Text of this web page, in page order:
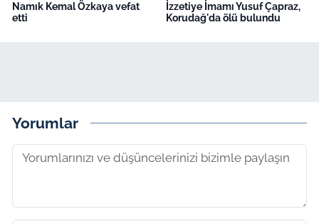
Namık Kemal Özkaya vefat
etti
İzzetiye İmamı Yusuf Çapraz,
Korudağ'da ölü bulundu
Yorumlar